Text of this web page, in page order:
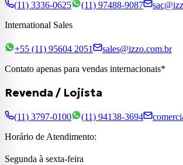
(11) 3336-0625 (11) 97488-9087
International Sales
+55 (11) 95604 2051
sales@izzo.com.br
Contato apenas para vendas internacionais*
Revenda / Lojista
(11) 3797-0100 (11) 94138-3694
Horário de Atendimento:
Segunda à sexta-feira